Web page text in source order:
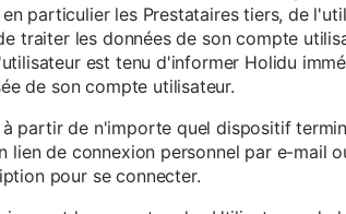
particulier les Prestataires tiers, de
traiter les données de son compte
est tenu d'informer Holidu
de son compte utilisateur.
partir de n'importe quel dispositif
de connexion personnel par e-mail
pour se connecter.